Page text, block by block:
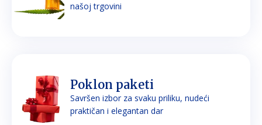
našoj trgovini
Poklon paketi
Savršen izbor za svaku priliku, nudeći
praktičan i elegantan dar